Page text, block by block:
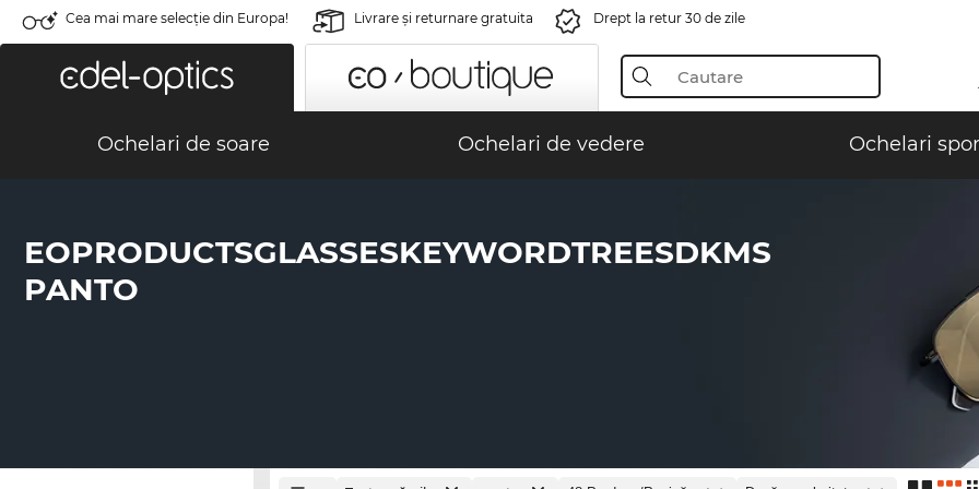
Cea mai mare selecție din Europa! Livrare şi returnare gratuita Drept la retur 30 de zile
Ochelari de soare Ochelari de vedere Ochelari
EOPRODUCTSGLASSESKEYWORDTREESDKMS
PANTO